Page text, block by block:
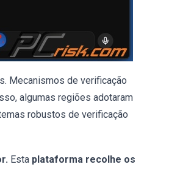
Mecanismos de verificação
algumas regiões adotaram
robustos de verificação
Esta plataforma recolhe os